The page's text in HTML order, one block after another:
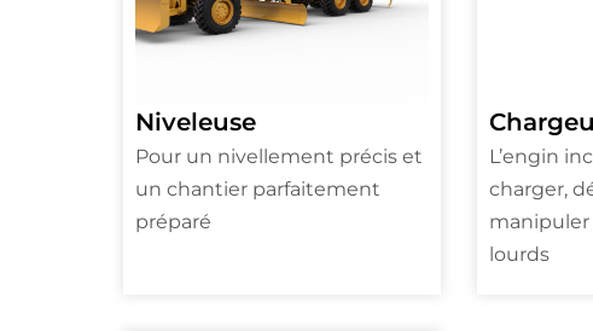
Niveleuse
Pour un nivellement précis et
un chantier parfaitement
préparé
L’engin
charger,
manipuler
lourds